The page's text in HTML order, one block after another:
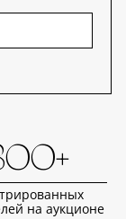
на аукционе